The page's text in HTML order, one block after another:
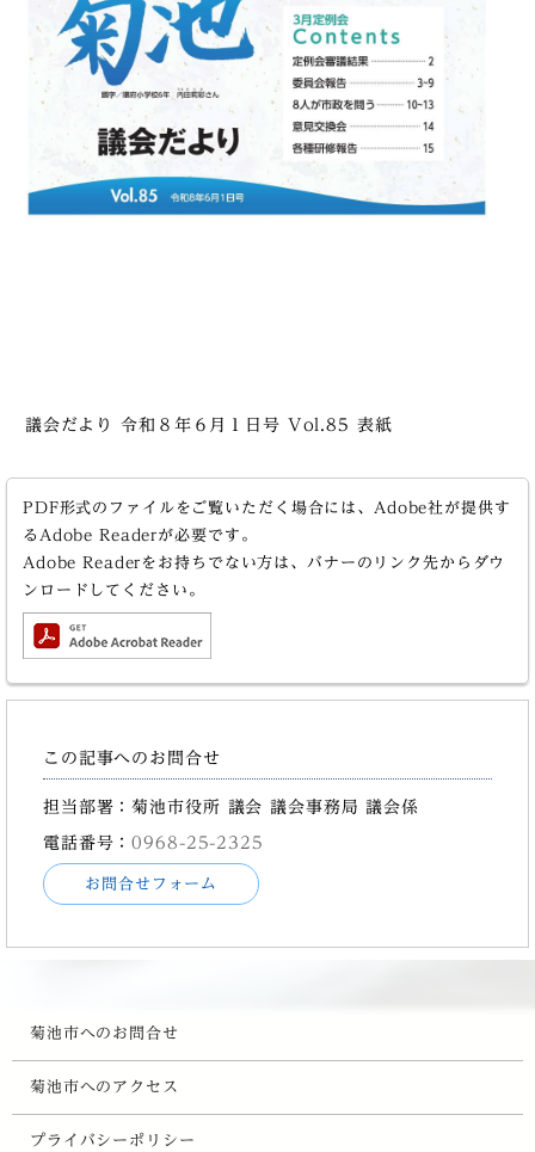
議会だより 令和８年６月１日号 Vol.85 表紙
PDF形式のファイルをご覧いただく場合には、Adobe社が提供す
るAdobe Readerが必要です。
Adobe Readerをお持ちでない方は、バナーのリンク先からダウ
ンロードしてください。
この記事へのお問合せ
担当部署：菊池市役所 議会 議会事務局 議会係
電話番号：0968-25-2325
お問合せフォーム
菊池市へのお問合せ
菊池市へのアクセス
プライバシーポリシー